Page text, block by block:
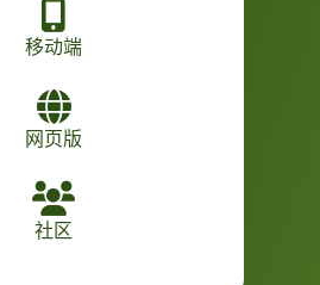
移动端
网页版
社区